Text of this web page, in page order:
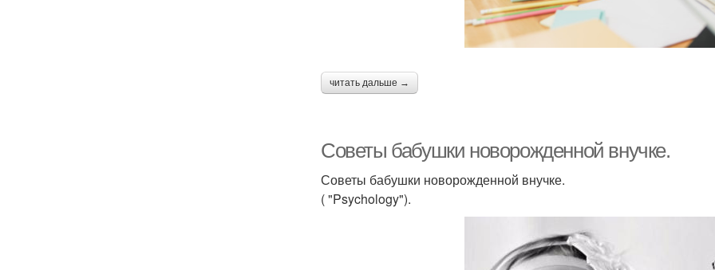
читать дальше →
Советы бабушки новорожденной внучке.
Советы бабушки новорожденной внучке.
( "Psychology").